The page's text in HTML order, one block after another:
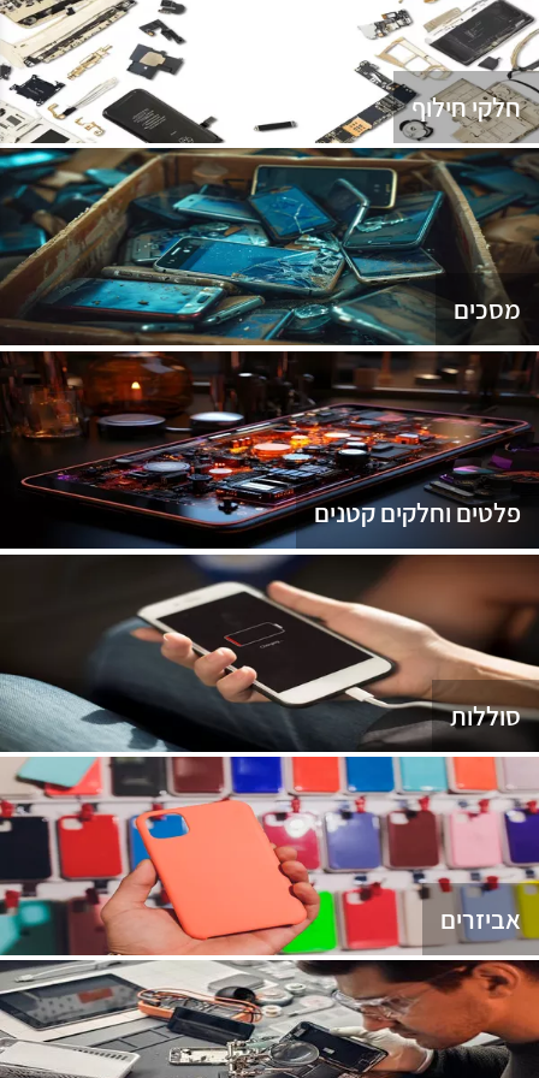
חלקי חילוף
מסכים
פלטים וחלקים קטנים
סוללות
אביזרים